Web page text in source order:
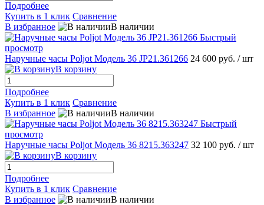
Подробнее
Купить в 1 клик Сравнение
В избранное
В наличии
Быстрый
просмотр
Наручные часы Poljot Модель 36 JP21.361266 24 600 руб. / шт
В корзину
Подробнее
Купить в 1 клик Сравнение
В избранное
В наличии
Быстрый
просмотр
Наручные часы Poljot Модель 36 8215.363247 32 100 руб. / шт
В корзину
Подробнее
Купить в 1 клик Сравнение
В избранное
В наличии